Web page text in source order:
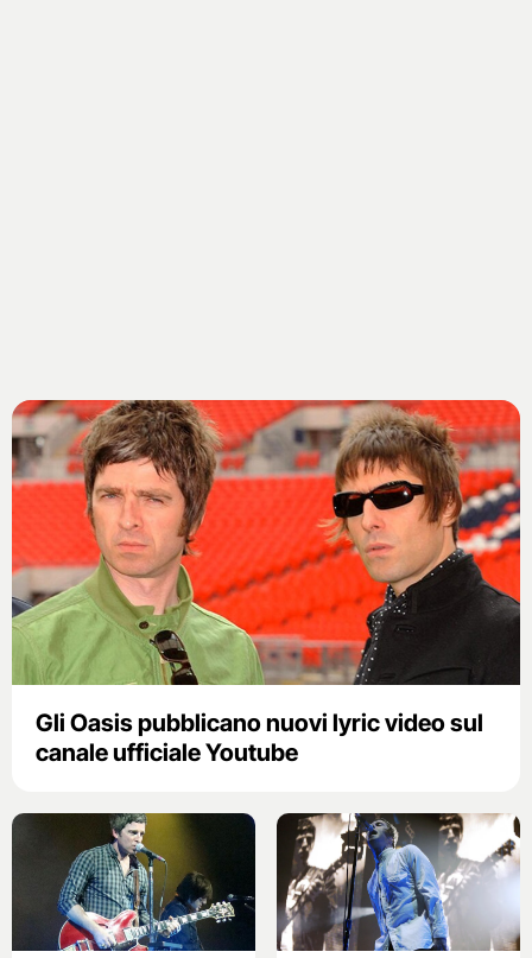
Gli Oasis pubblicano nuovi lyric video sul
canale ufficiale Youtube